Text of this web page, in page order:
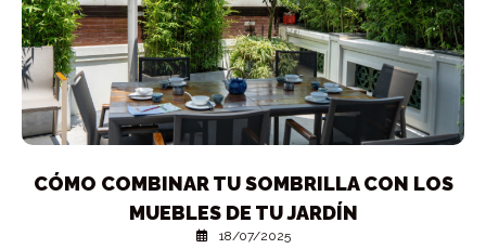
CÓMO COMBINAR TU SOMBRILLA CON LOS
MUEBLES DE TU JARDÍN
18/07/2025